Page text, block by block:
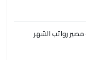
يسقط
اصول عريقة
حسين سل
رواتب الشهر